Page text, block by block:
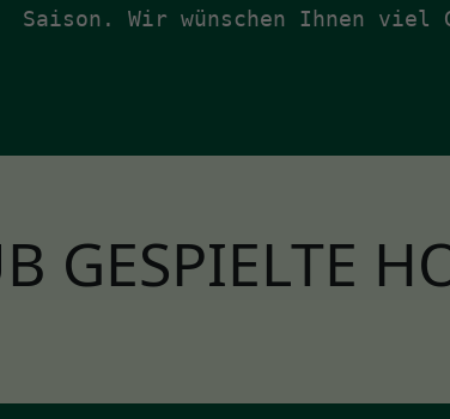
Saison. Wir wünschen Ihnen viel
GESPIELTE